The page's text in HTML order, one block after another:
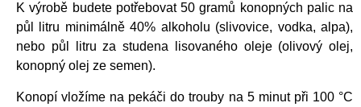
K výrobě budete potřebovat 50 gramů konopných palic na
půl litru minimálně 40% alkoholu (slivovice, vodka, alpa),
nebo půl litru za studena lisovaného oleje (olivový olej,
konopný olej ze semen).
Konopí vložíme na pekáči do trouby na 5 minut při 100 °C